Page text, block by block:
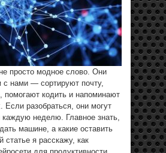
просто модное слово. Они
с нами — сортируют почту,
помогают кодить и напоминают
Если разобраться, они могут
каждую неделю. Главное знать,
машине, а какие оставить
статье я расскажу, как